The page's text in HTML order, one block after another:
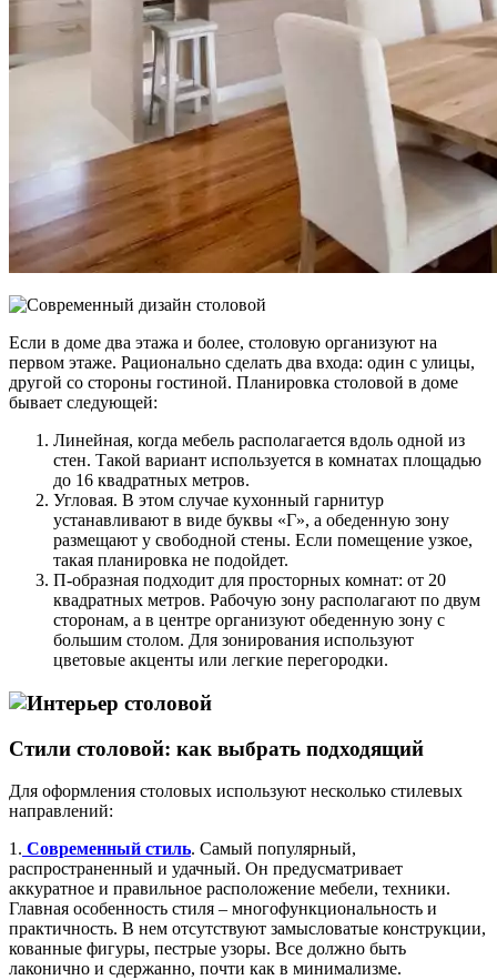
Если в доме два этажа и более, столовую организуют на
первом этаже. Рационально сделать два входа: один с улицы,
другой со стороны гостиной. Планировка столовой в доме
бывает следующей:
Линейная, когда мебель располагается вдоль одной из
стен. Такой вариант используется в комнатах площадью
до 16 квадратных метров.
Угловая. В этом случае кухонный гарнитур
устанавливают в виде буквы «Г», а обеденную зону
размещают у свободной стены. Если помещение узкое,
такая планировка не подойдет.
П-образная подходит для просторных комнат: от 20
квадратных метров. Рабочую зону располагают по двум
сторонам, а в центре организуют обеденную зону с
большим столом. Для зонирования используют
цветовые акценты или легкие перегородки.
Стили столовой: как выбрать подходящий
Для оформления столовых используют несколько стилевых
направлений:
1. Современный стиль. Самый популярный,
распространенный и удачный. Он предусматривает
аккуратное и правильное расположение мебели, техники.
Главная особенность стиля – многофункциональность и
практичность. В нем отсутствуют замысловатые конструкции,
кованные фигуры, пестрые узоры. Все должно быть
лаконично и сдержанно, почти как в минимализме.